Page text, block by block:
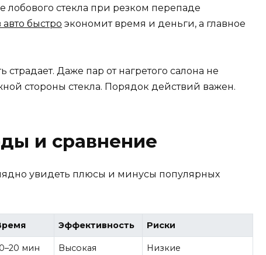
стекла при резком перепаде
авто быстро экономит время и деньги, а главное
Даже пар от нагретого салона не
стороны стекла. Порядок действий важен.
и сравнение
увидеть плюсы и минусы популярных
Эффективность Риски
мин Высокая Низкие